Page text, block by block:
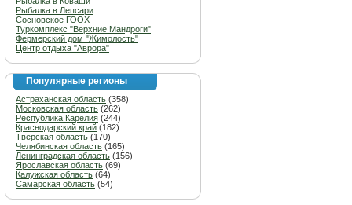
Рыбалка в Лепсари
Сосновское ГООХ
Туркомплекс "Верхние Мандроги"
Фермерский дом "Жимолость"
Центр отдыха "Аврора"
Популярные регионы
Астраханская область (358)
Московская область (262)
Республика Карелия (244)
Краснодарский край (182)
Тверская область (170)
Челябинская область (165)
Ленинградская область (156)
Ярославская область (69)
Калужская область (64)
Самарская область (54)